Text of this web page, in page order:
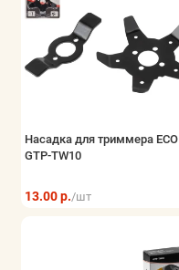
Насадка для триммера ECO
GTP-TW10
13.00 р./шт